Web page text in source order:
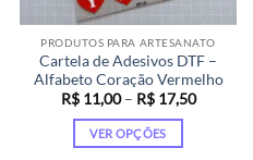
na
página
do
produto
PRODUTOS PARA ARTESANATO
Cartela de Adesivos DTF –
Alfabeto Coração Vermelho
R$11,00 – R$17,50Faixa
VER OPÇÕES